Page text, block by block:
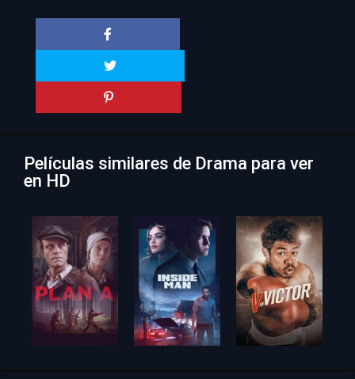
Películas similares de Drama para ver
en HD